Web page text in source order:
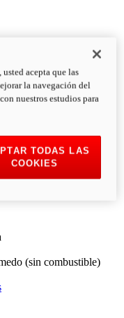
SIN
(sin combustible)
acepta que las
la navegación del
nuestros estudios para
TODAS LAS
COOKIES